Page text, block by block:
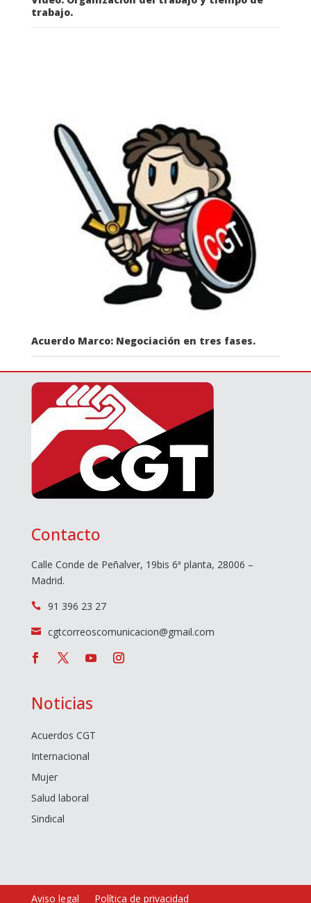
trabajo.
Acuerdo Marco: Negociación en tres fases.
Contacto
Calle Conde de Peñalver, 19bis 6ª planta, 28006 –
Madrid.
 91 396 23 27
 cgtcorreoscomunicacion@gmail.com
Noticias
Acuerdos CGT
Internacional
Mujer
Salud laboral
Sindical
Aviso legal Política de privacidad